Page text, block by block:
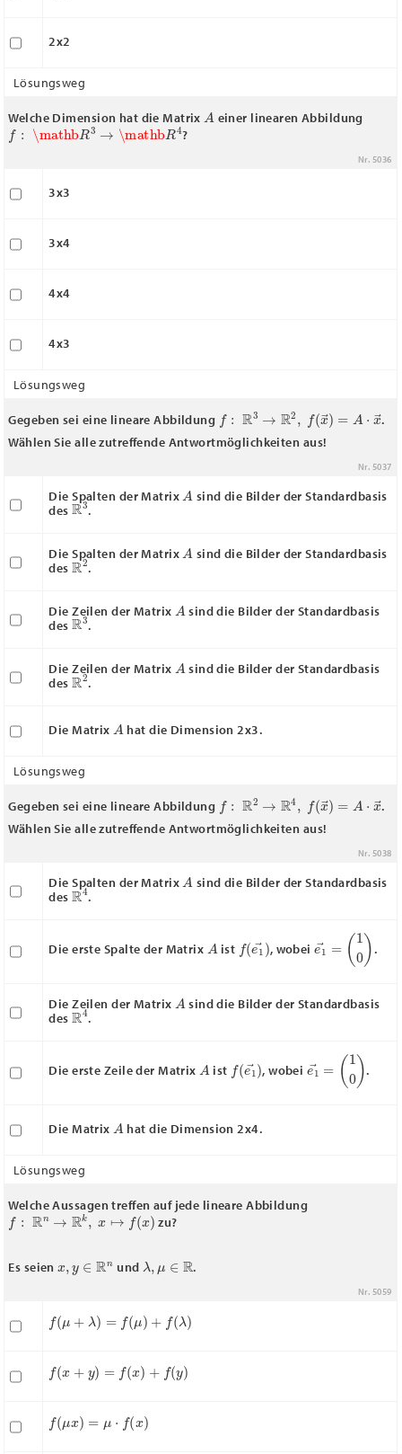
2x2
Lösungsweg
Welche Dimension hat die Matrix A einer linearen Abbildung
f:\mathbR3→\mathbR4 ?
Nr. 5036
3x3
3x4
4x4
4x3
Lösungsweg
Gegeben sei eine lineare Abbildung f: 3→ f(x →)=A →
.
Wählen Sie alle zutreffende Antwortmöglichkeiten aus!
Nr. 5037
Die Spalten der Matrix A sind die Bilder der Standardbasis
desR3.
Die Spalten der Matrix A sind die Bilder der Standardbasis
desR2.
Die Zeilen der Matrix A sind die Bilder der Standardbasis
desR3.
Die Zeilen der Matrix A sind die Bilder der Standardbasis
desR2.
Die Matrix A hat die Dimension 2x3.
Lösungsweg
Gegeben sei eine lineare Abbildung f: 2→ f(x →)=A →
.
Wählen Sie alle zutreffende Antwortmöglichkeiten aus!
Nr. 5038
Die Spalten der Matrix A sind die Bilder der Standardbasis
desR4.
Die erste Spalte der Matrix A ist (e1 →, wobeie1 =
(1 .
Die Zeilen der Matrix A sind die Bilder der Standardbasis
desR4.
Die erste Zeile der Matrix A ist (e1 →, wobei e1 =
(1 .
Die Matrix A hat die Dimension 2x4.
Lösungsweg
Welche Aussagen treffen auf jede lineare Abbildung
f:Rn→Rk,x↦f(x) zu?
Es seien Rn und λ R .
Nr. 5059
f(μ )= + λ
f(x =f +f y
f(μ )=